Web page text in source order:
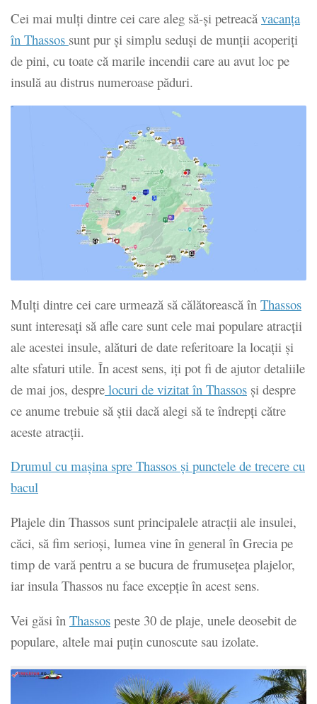
Cei mai mulți dintre cei care aleg să-și petreacă vacanța
în Thassos sunt pur și simplu seduși de munții acoperiți
de pini, cu toate că marile incendii care au avut loc pe
insulă au distrus numeroase păduri.
Mulți dintre cei care urmează să călătorească în Thassos
sunt interesați să afle care sunt cele mai populare atracții
ale acestei insule, alături de date referitoare la locații și
alte sfaturi utile. În acest sens, iți pot fi de ajutor detaliile
de mai jos, despre locuri de vizitat în Thassos și despre
ce anume trebuie să știi dacă alegi să te îndrepți către
aceste atracții.
Drumul cu mașina spre Thassos și punctele de trecere cu
bacul
Plajele din Thassos sunt principalele atracții ale insulei,
căci, să fim serioși, lumea vine în general în Grecia pe
timp de vară pentru a se bucura de frumusețea plajelor,
iar insula Thassos nu face excepție în acest sens.
Vei găsi în Thassos peste 30 de plaje, unele deosebit de
populare, altele mai puțin cunoscute sau izolate.